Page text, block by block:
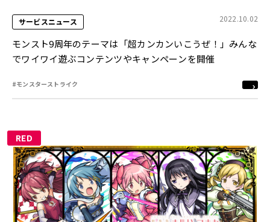
サービスニュース 2022.10.02
モンスト9周年のテーマは「超カンカンいこうぜ！」みんな
でワイワイ遊ぶコンテンツやキャンペーンを開催
#モンスターストライク
RED